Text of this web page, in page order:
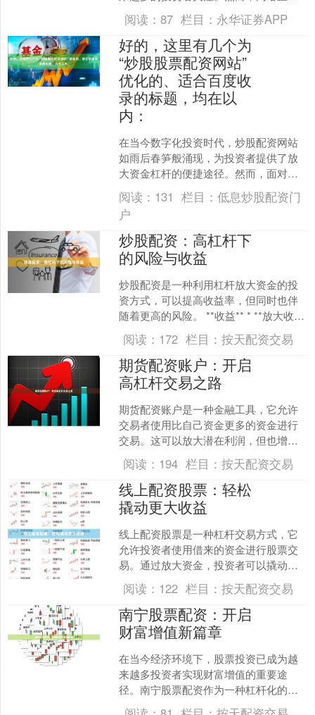
配资公司良莠不齐，如何从中筛选出安
全、合规、服务优质的平台....
阅读：87 栏目： 永华证券APP
好的，这里有几个为
“炒股股票配资网站”
优化的、适合百度收
录的标题，均在以
内：
在当今数字化投资时代，炒股配资网站
如雨后春笋般涌现，为投资者提供了放
大资金杠杆的便捷途径。然而，面对琳
琅满目的配资平台，如何选择一个既安
全可靠又能满足需求的网站....
阅读： 131 栏目：低息炒股配资门
户
炒股配资：高杠杆下
的风险与收益
炒股配资是一种利用杠杆放大资金的投
资方式，可以提高收益率，但同时也伴
随着更高的风险。 **收益** * **放大收
益：**杠杆可以放大投资收益，让投资者
以较小的....
阅读： 172 栏目： 按天配资交易
期货配资账户：开启
高杠杆交易之路
期货配资账户是一种金融工具，它允许
交易者使用比自己资金更多的资金进行
交易。这可以放大潜在利润，但也增加
了风险。 **如何运作？** 期货配资账户
由经纪商提供，他....
阅读： 194 栏目： 按天配资交易
线上配资股票：轻松
撬动更大收益
线上配资股票是一种杠杆交易方式，它
允许投资者使用借来的资金进行股票交
易。通过放大资金，投资者可以撬动更
大的收益，但同时也要承担更高的风
险。 **线上配资股票的优....
阅读： 122 栏目： 按天配资交易
南宁股票配资：开启
财富增值新篇章
在当今经济环境下，股票投资已成为越
来越多投资者实现财富增值的重要途
径。南宁股票配资作为一种杠杆化的投
资方式，为投资者提供了放大收益的绝